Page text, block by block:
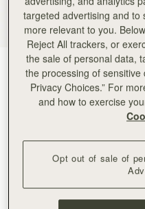
Black(2 色)
targeted advertising and to
more relevant to you.
Reject All trackers, or
the sale of personal data,
the processing of sensitive
Privacy Choices.” For
and how to exercise
Opt out of sale of